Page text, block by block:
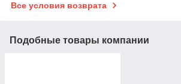
Все условия возврата
Подобные товары компании